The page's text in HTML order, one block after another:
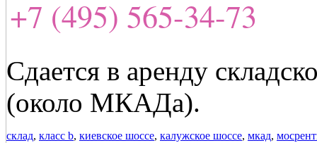
+7 (495) 565-34-73
Сдается в аренду
(около МКАДа).
склад, класс b, киевское шоссе, калужское шоссе, мкад,